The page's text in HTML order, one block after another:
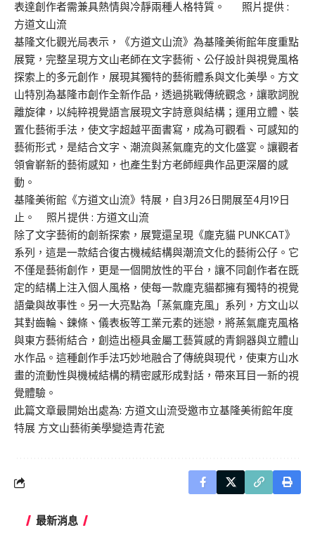
表達創作者需兼具熱情與冷靜兩種人格特質。 照片提供 :
方道文山流
基隆文化觀光局表示，《方道文山流》為基隆美術館年度重點
展覽，完整呈現方文山老師在文字藝術、公仔設計與視覺風格
探索上的多元創作，展現其獨特的藝術體系與文化美學。方文
山特別為基隆市創作全新作品，透過挑戰傳統觀念，讓歌詞脫
離旋律，以純粹視覺語言展現文字詩意與結構；運用立體、裝
置化藝術手法，使文字超越平面書寫，成為可觀看、可感知的
藝術形式，是結合文字、潮流與蒸氣龐克的文化盛宴。讓觀者
領會嶄新的藝術感知，也產生對方老師經典作品更深層的感
動。
基隆美術館《方道文山流》特展，自3月26日開展至4月19日
止。 照片提供 : 方道文山流
除了文字藝術的創新探索，展覽還呈現《龐克貓 PUNKCAT》
系列，這是一款結合復古機械結構與潮流文化的藝術公仔。它
不僅是藝術創作，更是一個開放性的平台，讓不同創作者在既
定的結構上注入個人風格，使每一款龐克貓都擁有獨特的視覺
語彙與故事性。另一大亮點為「蒸氣龐克風」系列，方文山以
其對齒輪、鍊條、儀表板等工業元素的迷戀，將蒸氣龐克風格
與東方藝術結合，創造出極具金屬工藝質感的青銅器與立體山
水作品。這種創作手法巧妙地融合了傳統與現代，使東方山水
畫的流動性與機械結構的精密感形成對話，帶來耳目一新的視
覺體驗。
此篇文章最開始出處為: 方道文山流受邀市立基隆美術館年度
特展 方文山藝術美學變造青花瓷
最新消息